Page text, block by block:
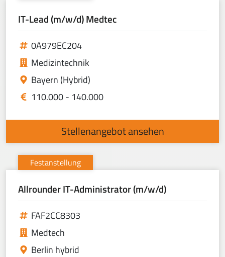
IT-Lead (m/w/d) Medtec
0A979EC204
Medizintechnik
Bayern (Hybrid)
110.000 - 140.000
Stellenangebot ansehen
Festanstellung
Allrounder IT-Administrator (m/w/d)
FAF2CC8303
Medtech
Berlin hybrid